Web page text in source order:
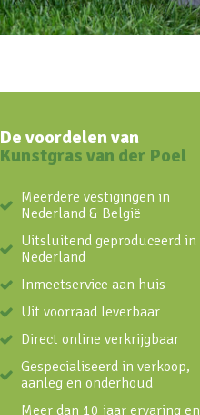
De voordelen van
Kunstgras van der Poel
Meerdere vestigingen in
Nederland & België
Uitsluitend geproduceerd in
Nederland
Inmeetservice aan huis
Uit voorraad leverbaar
Direct online verkrijgbaar
Gespecialiseerd in verkoop,
aanleg en onderhoud
Meer dan 10 jaar ervaring en